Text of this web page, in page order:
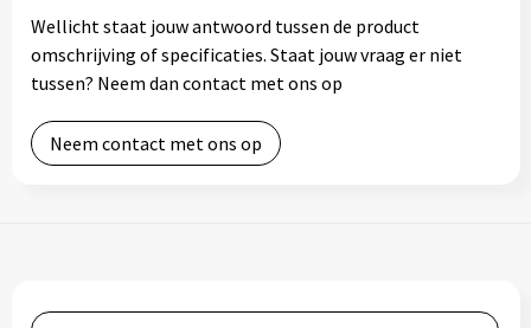
Wellicht staat jouw antwoord tussen de product
omschrijving of specificaties. Staat jouw vraag er niet
tussen? Neem dan contact met ons op
Neem contact met ons op